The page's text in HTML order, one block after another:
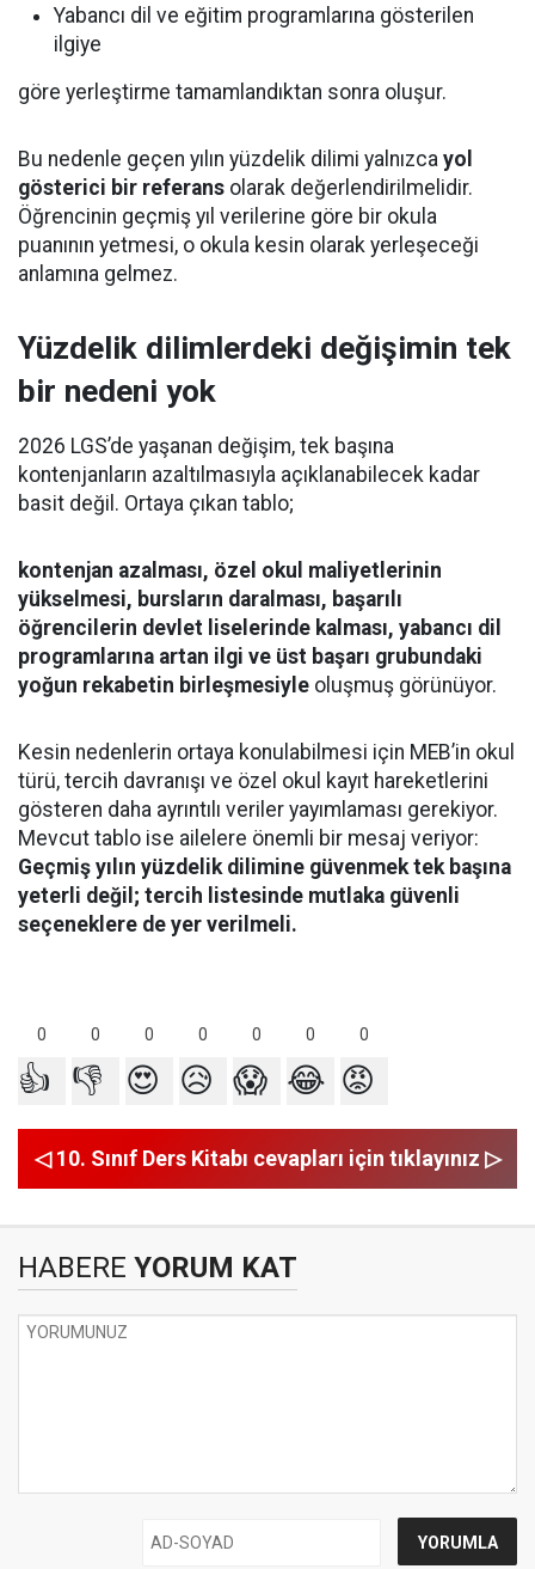
Yabancı dil ve eğitim programlarına gösterilen
ilgiye
göre yerleştirme tamamlandıktan sonra oluşur.
Bu nedenle geçen yılın yüzdelik dilimi yalnızca yol
gösterici bir referans olarak değerlendirilmelidir.
Öğrencinin geçmiş yıl verilerine göre bir okula
puanının yetmesi, o okula kesin olarak yerleşeceği
anlamına gelmez.
Yüzdelik dilimlerdeki değişimin tek
bir nedeni yok
2026 LGS’de yaşanan değişim, tek başına
kontenjanların azaltılmasıyla açıklanabilecek kadar
basit değil. Ortaya çıkan tablo;
kontenjan azalması, özel okul maliyetlerinin
yükselmesi, bursların daralması, başarılı
öğrencilerin devlet liselerinde kalması, yabancı dil
programlarına artan ilgi ve üst başarı grubundaki
yoğun rekabetin birleşmesiyle oluşmuş görünüyor.
Kesin nedenlerin ortaya konulabilmesi için MEB’in okul
türü, tercih davranışı ve özel okul kayıt hareketlerini
gösteren daha ayrıntılı veriler yayımlaması gerekiyor.
Mevcut tablo ise ailelere önemli bir mesaj veriyor:
Geçmiş yılın yüzdelik dilimine güvenmek tek başına
yeterli değil; tercih listesinde mutlaka güvenli
seçeneklere de yer verilmeli.
0 0 0 0 0 0 0
👍 👎 😍 😥 😱 😂 😡
◁ 10. Sınıf Ders Kitabı cevapları için tıklayınız ▷
HABERE YORUM KAT